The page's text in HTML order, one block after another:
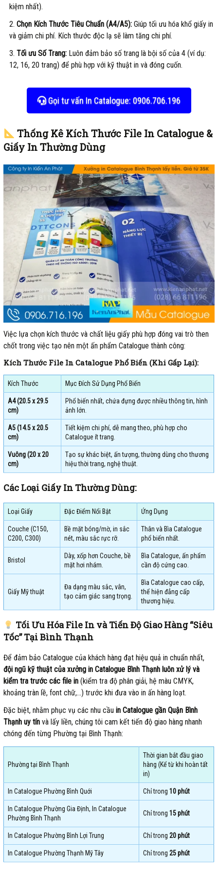
kiệm nhất).
Chọn Kích Thước Tiêu Chuẩn (A4/A5): Giúp tối ưu hóa khổ giấy in
và giảm chi phí. Kích thước độc lạ sẽ làm tăng chi phí.
Tối ưu Số Trang: Luôn đảm bảo số trang là bội số của 4 (ví dụ:
12, 16, 20 trang) để phù hợp với kỹ thuật in và đóng cuốn.
Gọi tư vấn In Catalogue: 0906.706.196
Thống Kê Kích Thước File In Catalogue &
Giấy In Thường Dùng
Việc lựa chọn kích thước và chất liệu giấy phù hợp đóng vai trò then
chốt trong việc tạo nên một ấn phẩm Catalogue thành công:
Kích Thước File In Catalogue Phổ Biến (Khi Gấp Lại):
Kích Thước Mục Đích Sử Dụng Phổ Biến
A4 (20.5 x 29.5
cm)
Phổ biến nhất, chứa đựng được nhiều thông tin, hình
ảnh lớn.
A5 (14.5 x 20.5
cm)
Tiết kiệm chi phí, dễ mang theo, phù hợp cho
Catalogue ít trang.
Vuông (20 x 20
cm)
Tạo sự khác biệt, ấn tượng, thường dùng cho thương
hiệu thời trang, nghệ thuật.
Các Loại Giấy In Thường Dùng:
Loại Giấy Đặc Điểm Nổi Bật Ứng Dụng
Couche (C150,
C200, C300)
Bề mặt bóng/mờ, in sắc
nét, màu sắc rực rỡ.
Thân và Bìa Catalogue
phổ biến nhất.
Bristol
Dày, xốp hơn Couche, bề
mặt hơi nhám.
Bìa Catalogue, ấn phẩm
cần độ cứng cao.
Giấy Mỹ thuật
Đa dạng màu sắc, vân,
tạo cảm giác sang trọng.
Bìa Catalogue cao cấp,
thể hiện đẳng cấp
thương hiệu.
Tối Ưu Hóa File In và Tiến Độ Giao Hàng “Siêu
Tốc” Tại Bình Thạnh
Để đảm bảo Catalogue của khách hàng đạt hiệu quả in chuẩn nhất,
đội ngũ kỹ thuật của xưởng in Catalogue Bình Thạnh luôn xử lý và
kiểm tra trước các file in (kiểm tra độ phân giải, hệ màu CMYK,
khoảng tràn lề, font chữ,…) trước khi đưa vào in ấn hàng loạt.
Đặc biệt, nhằm phục vụ các nhu cầuin Catalogue gần Quận Bình
Thạnh uy tín và lấy liền, chúng tôi cam kết tiến độ giao hàng nhanh
chóng đến từng Phường tại Bình Thạnh:
Phường tại Bình Thạnh
Thời gian bắt đầu giao
hàng (Kể từ khi hoàn tất
in)
In Catalogue Phường Bình Quới Chỉ trong10 phút
In Catalogue Phường Gia Định, In Catalogue
Phường Bình Thạnh
Chỉ trong15 phút
In Catalogue Phường Bình Lợi Trung Chỉ trong20 phút
In Catalogue Phường Thạnh Mỹ Tây Chỉ trong25 phút